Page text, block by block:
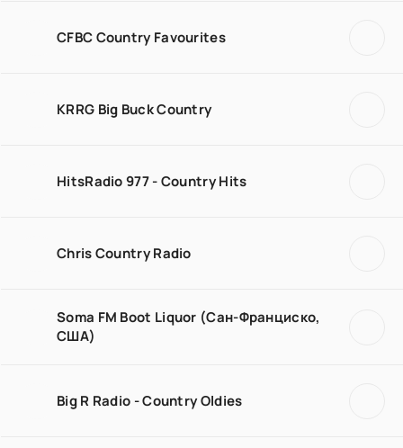
CFBC Country Favourites
KRRG Big Buck Country
HitsRadio 977 - Country Hits
Chris Country Radio
Soma FM Boot Liquor (Сан-Франциско,
США)
Big R Radio - Country Oldies